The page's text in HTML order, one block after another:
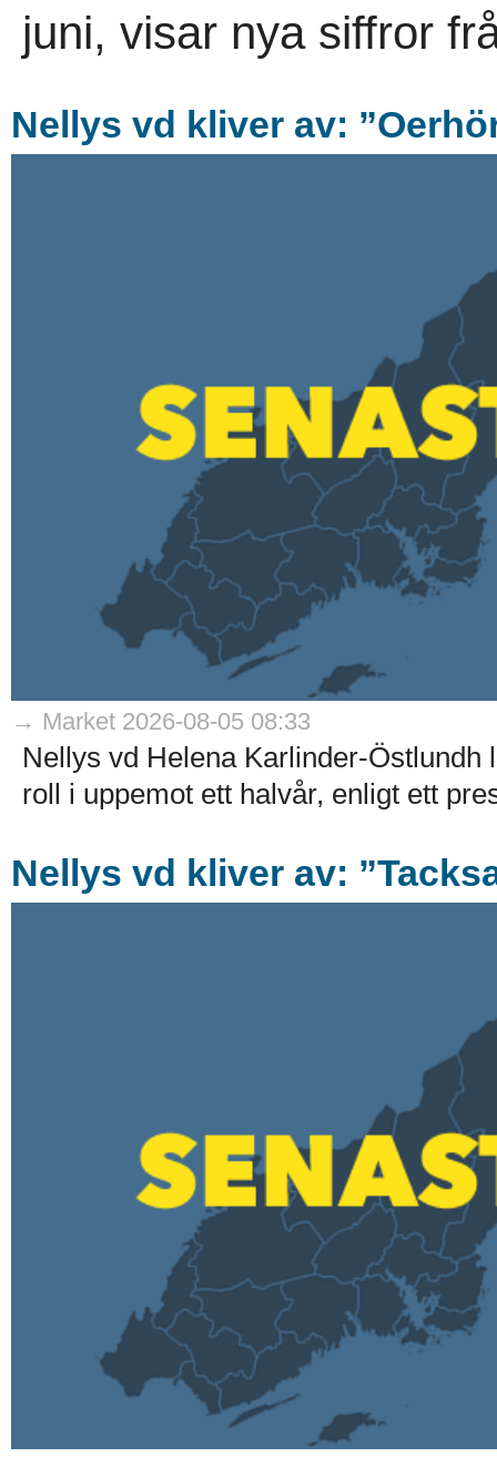
juni, visar nya siffror
Nellys vd kliver av:
→ Market 2026-08-05 08:33
Nellys vd Helena Karlinder-
roll i uppemot ett halvår, enligt ett
Nellys vd kliver av: